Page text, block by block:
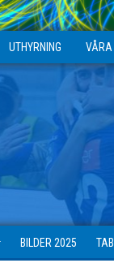
UTHYRNING VÅRA
BILDER 2025